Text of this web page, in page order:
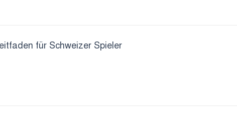
für Schweizer Spieler